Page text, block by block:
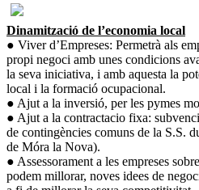
Dinamització de l’economia local
● Viver d’Empreses: Permetrà als
propi negoci amb unes condicions
la seva iniciativa, i amb aquesta la
local i la formació ocupacional.
● Ajut a la inversió, per les pymes
● Ajut a la contractacio fixa:
de contingències comuns de la S.S.
de Móra la Nova).
● Assessorament a les empreses
podem millorar, noves idees de